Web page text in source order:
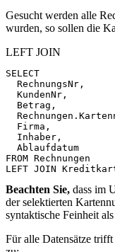
Gesucht werden alle
wurden, so sollen die
LEFT JOIN
SELECT
RechnungsNr ,
KundenNr ,
Betrag ,
Rechnungen .
Firma ,
Inhaber ,
Ablaufdatum
FROM Rechnungen
LEFT JOIN
Beachten Sie, dass im
der selektierten
syntaktische Feinheit
Für alle Datensätze trifft